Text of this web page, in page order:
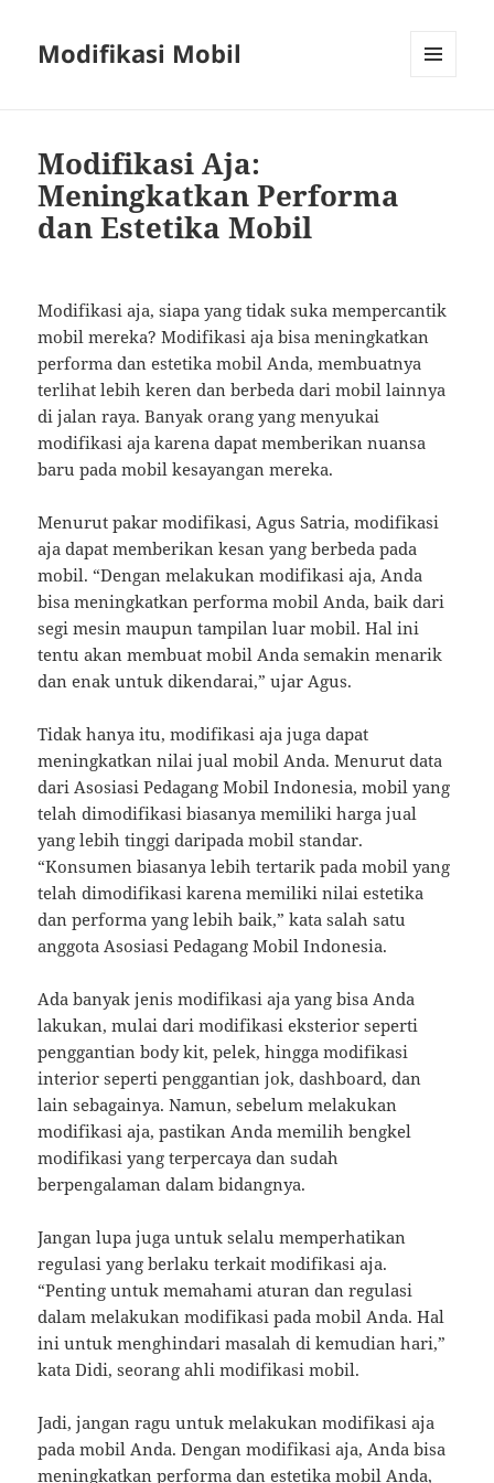
Modifikasi Mobil
Modifikasi Aja:
Meningkatkan Performa
dan Estetika Mobil
Modifikasi aja, siapa yang tidak suka mempercantik
mobil mereka? Modifikasi aja bisa meningkatkan
performa dan estetika mobil Anda, membuatnya
terlihat lebih keren dan berbeda dari mobil lainnya
di jalan raya. Banyak orang yang menyukai
modifikasi aja karena dapat memberikan nuansa
baru pada mobil kesayangan mereka.
Menurut pakar modifikasi, Agus Satria, modifikasi
aja dapat memberikan kesan yang berbeda pada
mobil. “Dengan melakukan modifikasi aja, Anda
bisa meningkatkan performa mobil Anda, baik dari
segi mesin maupun tampilan luar mobil. Hal ini
tentu akan membuat mobil Anda semakin menarik
dan enak untuk dikendarai,” ujar Agus.
Tidak hanya itu, modifikasi aja juga dapat
meningkatkan nilai jual mobil Anda. Menurut data
dari Asosiasi Pedagang Mobil Indonesia, mobil yang
telah dimodifikasi biasanya memiliki harga jual
yang lebih tinggi daripada mobil standar.
“Konsumen biasanya lebih tertarik pada mobil yang
telah dimodifikasi karena memiliki nilai estetika
dan performa yang lebih baik,” kata salah satu
anggota Asosiasi Pedagang Mobil Indonesia.
Ada banyak jenis modifikasi aja yang bisa Anda
lakukan, mulai dari modifikasi eksterior seperti
penggantian body kit, pelek, hingga modifikasi
interior seperti penggantian jok, dashboard, dan
lain sebagainya. Namun, sebelum melakukan
modifikasi aja, pastikan Anda memilih bengkel
modifikasi yang terpercaya dan sudah
berpengalaman dalam bidangnya.
Jangan lupa juga untuk selalu memperhatikan
regulasi yang berlaku terkait modifikasi aja.
“Penting untuk memahami aturan dan regulasi
dalam melakukan modifikasi pada mobil Anda. Hal
ini untuk menghindari masalah di kemudian hari,”
kata Didi, seorang ahli modifikasi mobil.
Jadi, jangan ragu untuk melakukan modifikasi aja
pada mobil Anda. Dengan modifikasi aja, Anda bisa
meningkatkan performa dan estetika mobil Anda,